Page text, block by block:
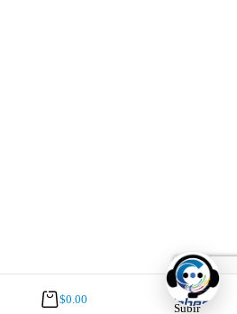
$0.00
Subir